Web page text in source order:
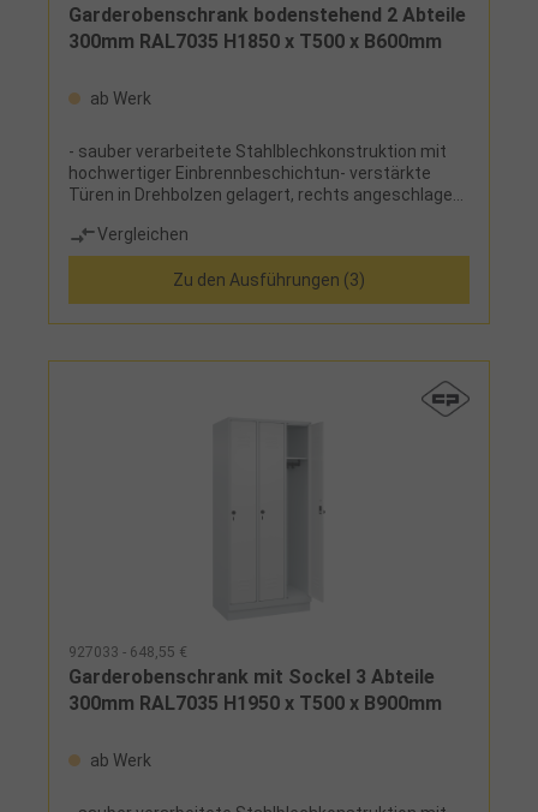
Garderobenschrank bodenstehend 2 Abteile
300mm RAL7035 H1850 x T500 x B600mm
ab Werk
- sauber verarbeitete Stahlblechkonstruktion mit
hochwertiger Einbrennbeschichtun- verstärkte
Türen in Drehbolzen gelagert, rechts angeschlagen,
Sicherheits-Drehriegel inklusive Türschutz zur
Verwendung eines Vorhangschlosses, mit
Zylinderschloss gegen Mehrpreis- zusätzliche
Lüftungsöffnungen in Boden und Dach- wahlweise
bodenstehend, mit Kunststofffüßen oder Sockel
Niveauausgleichsschrauben- pro Abteil 1 Schloss-
Füße und Sockel in RAL 7035 wenn Korpus in RAL
3 verdrehsicheren Doppel-Schiebehaken
Vergleichen
Zu den Ausführungen (3)
927033 - 648,55 €
Garderobenschrank mit Sockel 3 Abteile
300mm RAL7035 H1950 x T500 x B900mm
ab Werk